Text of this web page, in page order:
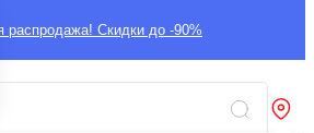
распродажа! Скидки до -90%